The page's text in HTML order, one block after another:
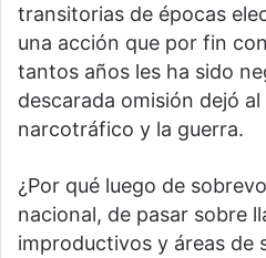
transitorias de épocas
una acción que por fin
tantos años les ha sido
descarada omisión dejó
narcotráfico y la guerra.
¿Por qué luego de
nacional, de pasar sobre
improductivos y áreas de